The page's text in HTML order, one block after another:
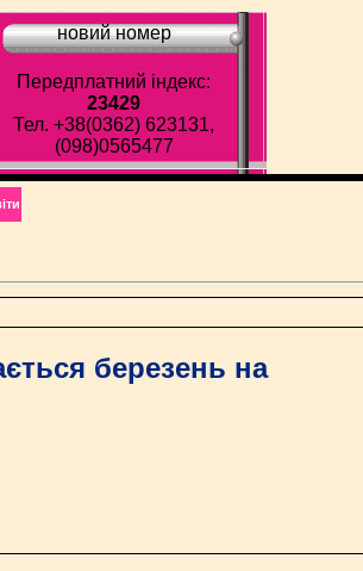
новий номер
Передплатний індекс:
23429
Тел. +38(0362) 623131,
(098)0565477
березень на